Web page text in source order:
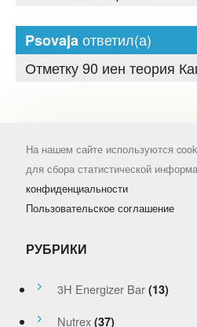
Psovajaответил(а)
Отметку 90 иен теория
На нашем сайте используются
для сбора статистической
конфиденциальности
Пользовательское соглашение
РУБРИКИ
3H Energizer Bar (13)
Nutrex (37)